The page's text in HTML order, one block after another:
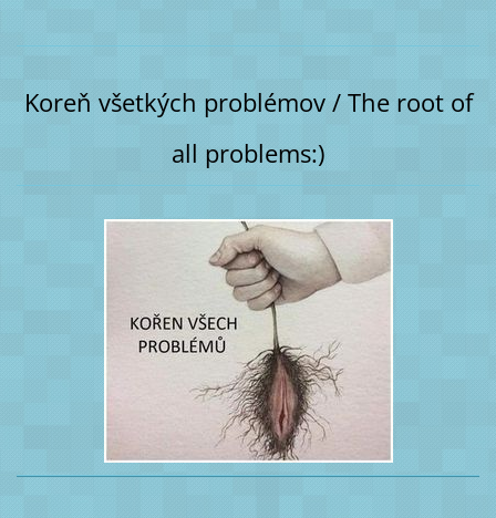
Koreň všetkých problémov / The root of
all problems:)